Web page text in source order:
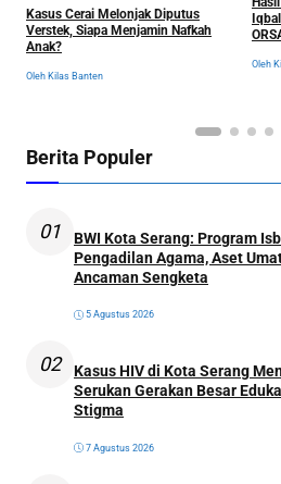
Kasus Cerai Melonjak Diputus
Verstek, Siapa Menjamin Nafkah
Anak?
Oleh Kilas Banten
Oleh
Berita Populer
01
BWI Kota Serang: Program
Pengadilan Agama, Aset
Ancaman Sengketa
5 Agustus 2026
02
Kasus HIV di Kota Serang
Serukan Gerakan Besar
Stigma
7 Agustus 2026